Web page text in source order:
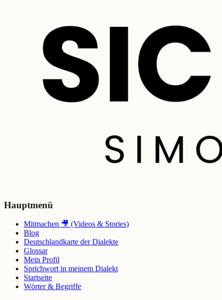
Hauptmenü
Mitmachen 🎥 (Videos & Stories)
Blog
Deutschlandkarte der Dialekte
Glossar
Mein Profil
Sprichwort in meinem Dialekt
Startseite
Wörter & Begriffe